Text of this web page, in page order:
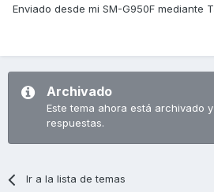
Enviado desde mi SM-G950F mediante
Archivado
Este tema ahora está archivado
respuestas.
Ir a la lista de temas